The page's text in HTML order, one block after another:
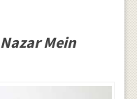
Nazar Mein